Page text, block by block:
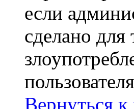
если
сделано для
Вернуться к